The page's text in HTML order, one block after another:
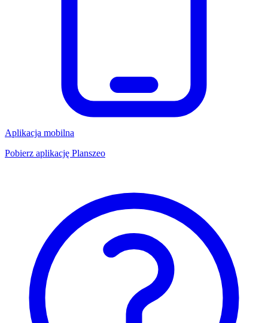
Aplikacja mobilna
Pobierz aplikację Planszeo